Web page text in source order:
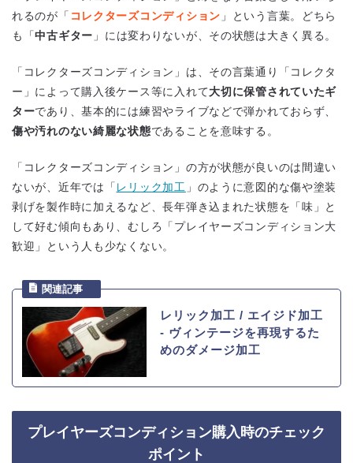
れるのが「 コレクターズコンディション 」という言葉。どちら
も「中古ギター 」には変わりないが、その状態は大きく異る。
「コレクターズコンディション」は、その言葉通り「コレクタ
ー」によって購入後ケース等に入れて大切に保管されていたギ
ターであり、基本的には練習やライブなどで弾かれておらず、
傷や汚れのない綺麗な状態であることを意味する。
「コレクターズコンディション」の方が状態が良いのは間違い
ないが、近年では「 レリック加工 」のように意図的な傷や塗装
剥げを製作時に加えるなど、長年弾き込まれた状態を「味」と
して好む傾向もあり、むしろ「プレイヤーズコンディション大
歓迎」という人も少なくない。
レリック加工 / エイジド加工
‐ ヴィンテージを再現するた
めのダメージ加工
プレイヤーズコンディション購入時のチェック
ポイント